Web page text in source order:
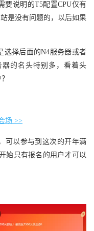
要说明的T5配置CPU仅有
是没有问题的，以后如果
选择后面的N4服务器或者
的名头特别多，看着头
场 >>
可以参与到这次的开年满
始只有报名的用户才可以